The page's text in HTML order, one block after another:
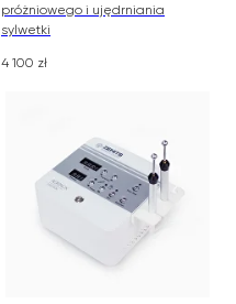
próżniowego i ujędrniania
sylwetki
4 100 zł